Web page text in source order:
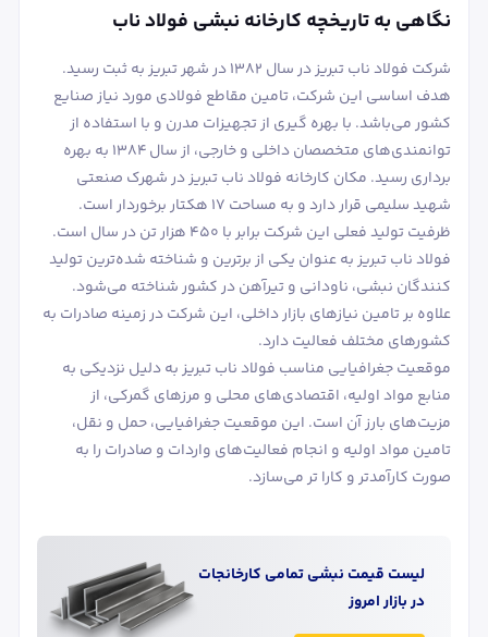
نگاهی به تاریخچه کارخانه نبشی فولاد ناب
شرکت فولاد ناب تبریز در سال 1382 در شهر تبریز به ثبت رسید.
هدف اساسی این شرکت، تامین مقاطع فولادی مورد نیاز صنایع
کشور می‌باشد. با بهره‌ گیری از تجهیزات مدرن و با استفاده از
توانمندی‌های متخصصان داخلی و خارجی، از سال 1384 به بهره
‌برداری رسید. مکان کارخانه فولاد ناب تبریز در شهرک صنعتی
شهید سلیمی قرار دارد و به مساحت 17 هکتار برخوردار است.
ظرفیت تولید فعلی این شرکت برابر با 450 هزار تن در سال است.
فولاد ناب تبریز به عنوان یکی از برترین و شناخته ‌شده‌ترین تولید
کنندگان نبشی، ناودانی و تیرآهن در کشور شناخته می‌شود.
علاوه بر تامین نیازهای بازار داخلی، این شرکت در زمینه صادرات به
کشورهای مختلف فعالیت دارد.
موقعیت جغرافیایی مناسب فولاد ناب تبریز به دلیل نزدیکی به
منابع مواد اولیه، اقتصادی‌های محلی و مرزهای گمرکی، از
مزیت‌های بارز آن است. این موقعیت جغرافیایی، حمل و نقل،
تامین مواد اولیه و انجام فعالیت‌های واردات و صادرات را به
‌صورت کارآمدتر و کارا تر می‌سازد.
لیست قیمت نبشیتمامی کارخانجات
در بازار امروز